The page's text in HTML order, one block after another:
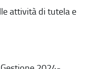
attività di tutela e